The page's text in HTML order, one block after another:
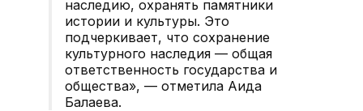
наследию, охранять памятники
истории и культуры. Это
подчеркивает, что сохранение
культурного наследия — общая
ответственность государства и
общества», — отметила Аида
Балаева.